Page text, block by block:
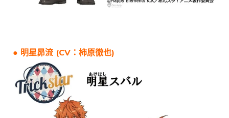
● 明星昴流 (CV：柿原徹也)